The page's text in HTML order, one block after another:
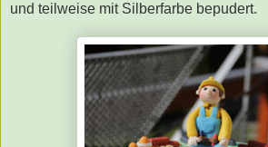
und teilweise mit Silberfarbe bepudert.